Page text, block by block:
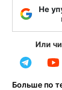
Не
Или
Больше по